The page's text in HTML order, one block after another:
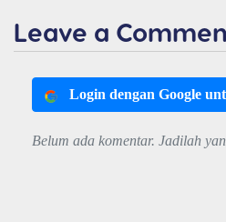
Leave a
Login dengan Google
Belum ada komentar. Jadilah